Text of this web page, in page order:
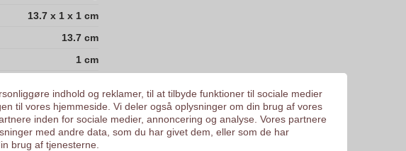
13.7 x 1 x 1 cm
13.7 cm
1 cm
15.5
25
indhold og reklamer, til at tilbyde funktioner til sociale medier
til vores hjemmeside. Vi deler også oplysninger om din brug af vores
inden for sociale medier, annoncering og analyse. Vores partnere
med andre data, som du har givet dem, eller som de har
brug af tjenesterne.